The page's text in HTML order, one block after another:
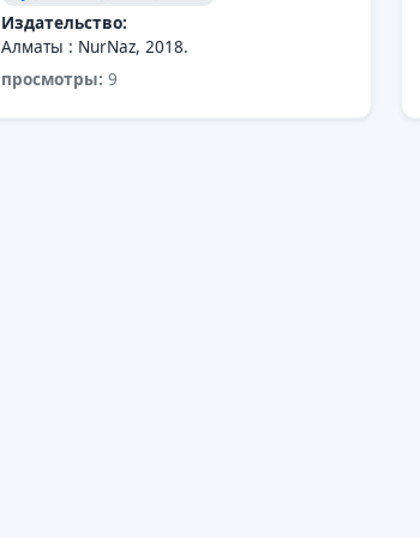
Издательство:
Алматы : NurNaz, 2018.
просмотры: 9